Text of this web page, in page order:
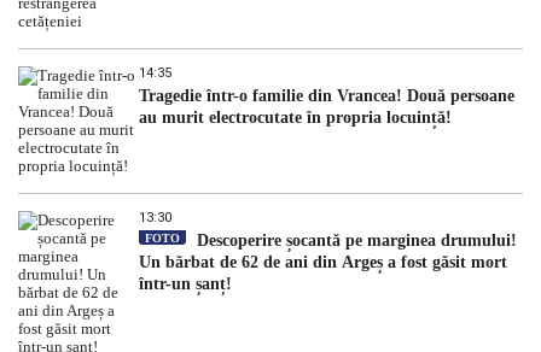
14:35
Tragedie într-o familie din Vrancea! Două persoane
au murit electrocutate în propria locuință!
13:30
FOTO
Descoperire șocantă pe marginea drumului!
Un bărbat de 62 de ani din Argeș a fost găsit mort
într-un șanț!